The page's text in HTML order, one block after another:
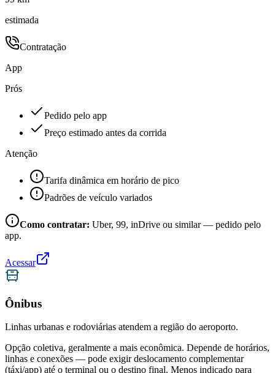
estimada
Contratação
App
Prós
Pedido pelo app
Preço estimado antes da corrida
Atenção
Tarifa dinâmica em horário de pico
Padrões de veículo variados
Como contratar: Uber, 99, inDrive ou similar — pedido pelo
app.
Acessar
Ônibus
Linhas urbanas e rodoviárias atendem a região do aeroporto.
Opção coletiva, geralmente a mais econômica. Depende de horários,
linhas e conexões — pode exigir deslocamento complementar
(táxi/app) até o terminal ou o destino final. Menos indicado para